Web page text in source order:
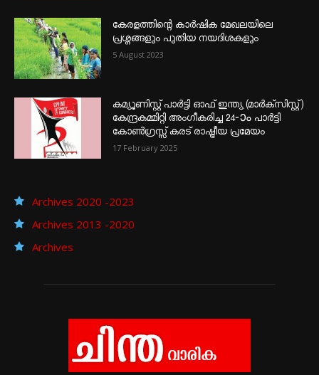
കേരളത്തിന്റെ കാർഷിക മേഖലയിലെ
പ്രശ്നങ്ങളും പുതിയ നയദിശകളും
5 August 2023
കമ്യൂണിസ്റ്റ് പാർട്ടി ഓഫ് ഇന്ത്യ (മാർക്സിസ്റ്റ്)
കേന്ദ്രകമ്മിറ്റി അംഗീകരിച്ച 24‐ാം പാർട്ടി
കോൺഗ്രസ്സ് കരട് രാഷ്ട്രീയ പ്രമേയം
17 February 2025
Archives 2020 -2023
Archives 2013 -2020
Archives